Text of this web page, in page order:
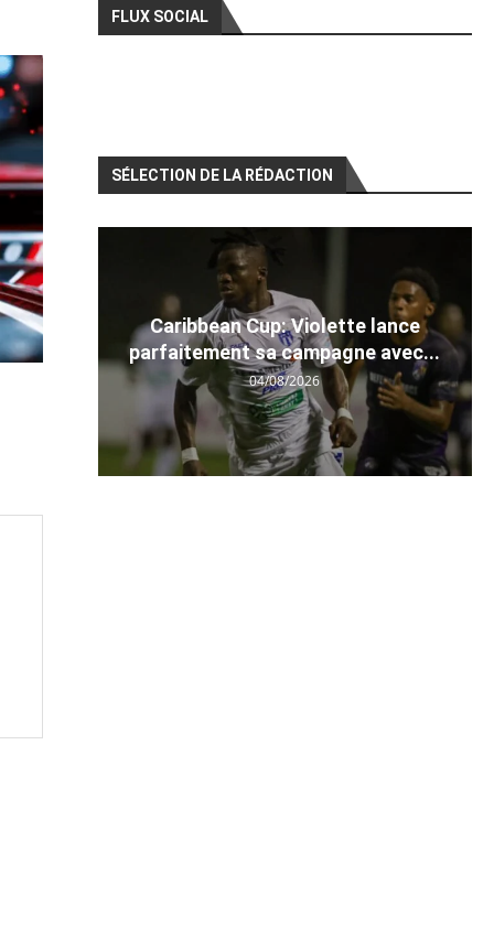
FLUX SOCIAL
SÉLECTION DE LA RÉDACTION
Caribbean Cup: Violette lance
parfaitement sa campagne avec...
04/08/2026